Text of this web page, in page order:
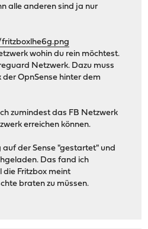
alle anderen sind ja nur
wohin du rein möchtest.
Netzwerk. Dazu muss
OpnSense hinter dem
zumindest das FB Netzwerk
erreichen können.
auf der Sense "gestartet" und
Das fand ich
die Fritzbox meint
braten zu müssen.